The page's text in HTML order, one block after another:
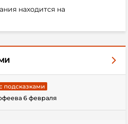
находится на
подсказками
6 февраля